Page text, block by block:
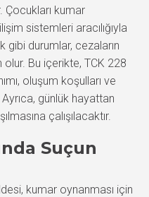
kumar
sistemleri aracılığıyla
gibi durumlar, cezaların
olur. Bu içerikte, TCK 228
oluşum koşulları ve
günlük hayattan
çalışılacaktır.
Suçun
kumar oynanması için